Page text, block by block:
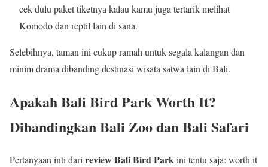
cek dulu paket tiketnya kalau kamu juga tertarik melihat
Komodo dan reptil lain di sana.
Selebihnya, taman ini cukup ramah untuk segala kalangan dan
minim drama dibanding destinasi wisata satwa lain di Bali.
Apakah Bali Bird Park Worth It?
Dibandingkan Bali Zoo dan Bali Safari
Pertanyaan inti dari review Bali Bird Parkini tentu saja: worth it